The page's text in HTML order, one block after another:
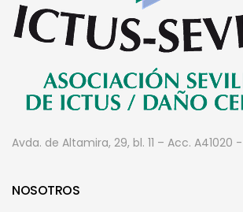
Avda. de Altamira, 29, bl. 11 – Acc. A41020
NOSOTROS